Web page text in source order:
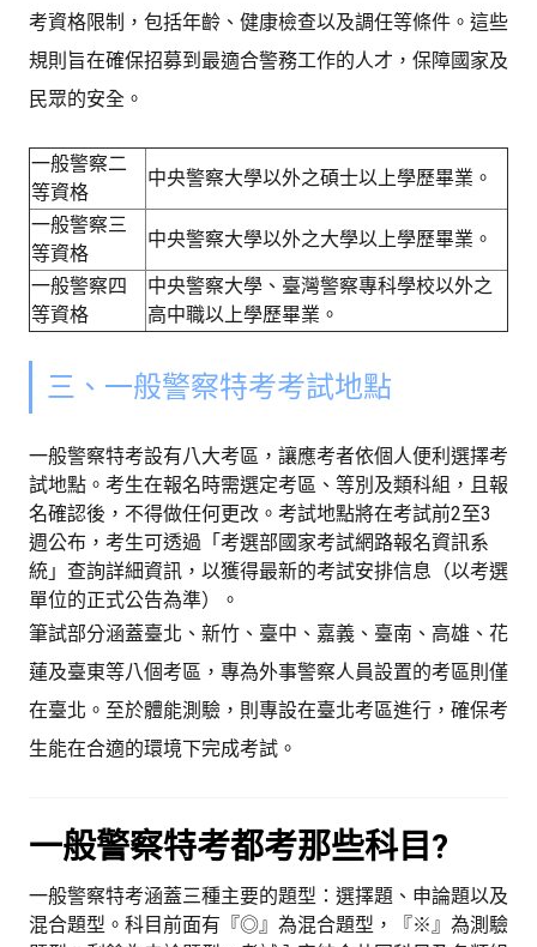
考資格限制，包括年齡、健康檢查以及調任等條件。這些
規則旨在確保招募到最適合警務工作的人才，保障國家及
民眾的安全。
一般警察二
等資格
中央警察大學以外之碩士以上學歷畢業。
一般警察三
等資格
中央警察大學以外之大學以上學歷畢業。
一般警察四
等資格
中央警察大學、臺灣警察專科學校以外之
高中職以上學歷畢業。
三、一般警察特考考試地點
一般警察特考設有八大考區，讓應考者依個人便利選擇考
試地點。考生在報名時需選定考區、等別及類科組，且報
名確認後，不得做任何更改。考試地點將在考試前2至3
週公布，考生可透過「考選部國家考試網路報名資訊系
統」查詢詳細資訊，以獲得最新的考試安排信息（以考選
單位的正式公告為準）。
筆試部分涵蓋臺北、新竹、臺中、嘉義、臺南、高雄、花
蓮及臺東等八個考區，專為外事警察人員設置的考區則僅
在臺北。至於體能測驗，則專設在臺北考區進行，確保考
生能在合適的環境下完成考試。
一般警察特考都考那些科目?
一般警察特考涵蓋三種主要的題型：選擇題、申論題以及
混合題型。科目前面有『◎』為混合題型，『※』為測驗